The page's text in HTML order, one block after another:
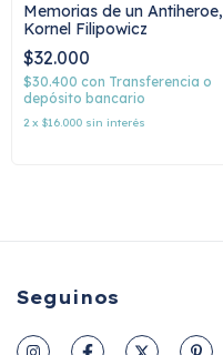
Memorias de un Antiheroe,
Kornel Filipowicz
$32.000
$30.400 con Transferencia o
depósito bancario
2 x $16.000 sin interés
Seguinos